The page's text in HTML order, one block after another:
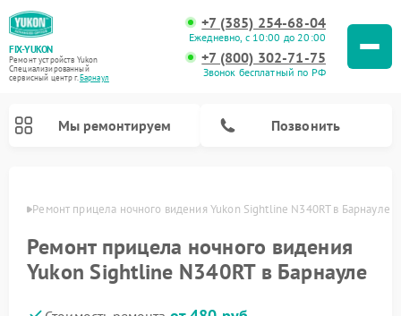
FIX-YUKON
Ремонт устройств Yukon
Специализированный
cервисный центр г.Барнаул
+7 (385) 254-68-04
Ежедневно, с 10:00 до 20:00
+7 (800) 302-71-75
Звонок бесплатный по РФ
Мы ремонтируем Позвонить
Ремонт прицела ночного видения Yukon Sightline N340RT в Барнауле
Ремонт прицела ночного видения
Yukon Sightline N340RT в Барнауле